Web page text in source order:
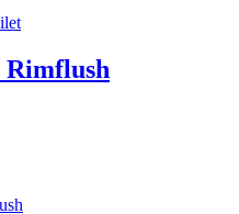
Rimflush